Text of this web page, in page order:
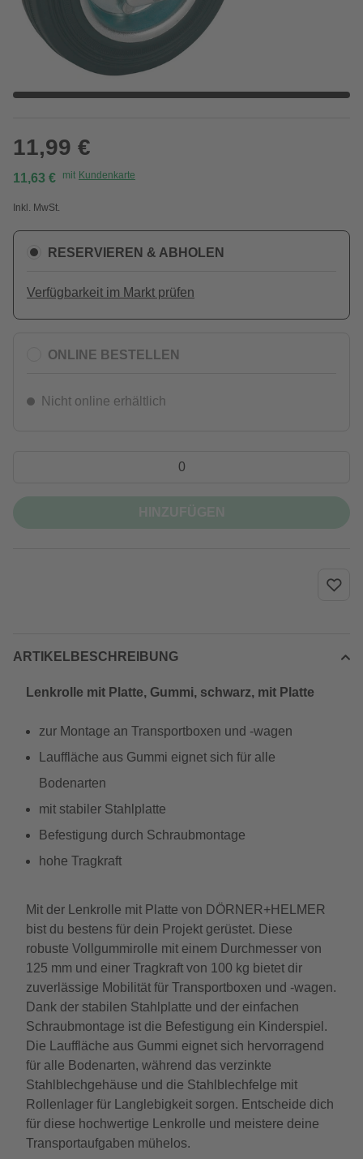
11,99 €
11,63 € mit Kundenkarte
Inkl. MwSt.
RESERVIEREN & ABHOLEN
Verfügbarkeit im Markt prüfen
ONLINE BESTELLEN
Nicht online erhältlich
ARTIKELBESCHREIBUNG
Lenkrolle mit Platte, Gummi, schwarz, mit Platte
zur Montage an Transportboxen und -wagen
Lauffläche aus Gummi eignet sich für alle
Bodenarten
mit stabiler Stahlplatte
Befestigung durch Schraubmontage
hohe Tragkraft
Mit der Lenkrolle mit Platte von DÖRNER+HELMER
bist du bestens für dein Projekt gerüstet. Diese
robuste Vollgummirolle mit einem Durchmesser von
125 mm und einer Tragkraft von 100 kg bietet dir
zuverlässige Mobilität für Transportboxen und -wagen.
Dank der stabilen Stahlplatte und der einfachen
Schraubmontage ist die Befestigung ein Kinderspiel.
Die Lauffläche aus Gummi eignet sich hervorragend
für alle Bodenarten, während das verzinkte
Stahlblechgehäuse und die Stahlblechfelge mit
Rollenlager für Langlebigkeit sorgen. Entscheide dich
für diese hochwertige Lenkrolle und meistere deine
Transportaufgaben mühelos.